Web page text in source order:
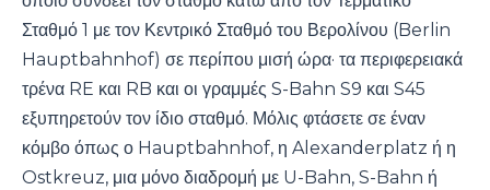
Σταθμό 1 με τον Κεντρικό Σταθμό του Βερολίνου (Berlin
Hauptbahnhof) σε περίπου μισή ώρα· τα περιφερειακά
τρένα RE και RB και οι γραμμές S-Bahn S9 και S45
εξυπηρετούν τον ίδιο σταθμό. Μόλις φτάσετε σε έναν
κόμβο όπως ο Hauptbahnhof, η Alexanderplatz ή η
Ostkreuz, μια μόνο διαδρομή με U-Bahn, S-Bahn ή